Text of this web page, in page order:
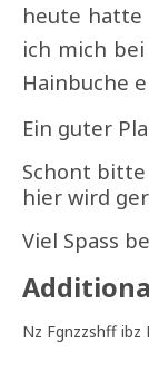
heute hatte
ich mich bei
Hainbuche
Ein guter
Schont
hier wird
Viel Spass
Nz Fgnzzshff ibz